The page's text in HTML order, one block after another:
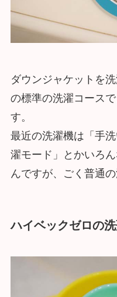
ダウンジャケットを
の標準の洗濯コース
す。
最近の洗濯機は「手
濯モード」とかいろ
んですが、ごく普通
ハイベックゼロの